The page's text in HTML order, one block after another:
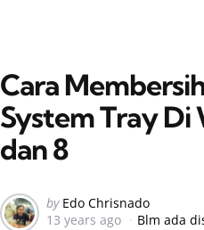
Cara
System Tray Di
dan 8
Posted
by
by Edo Chrisnado
13 years ago
Blm ada